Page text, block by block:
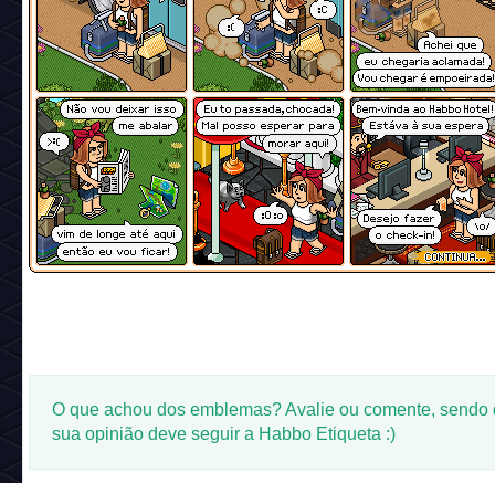
O que achou dos emblemas? Avalie ou comente, sendo
sua opinião deve seguir a Habbo Etiqueta :)